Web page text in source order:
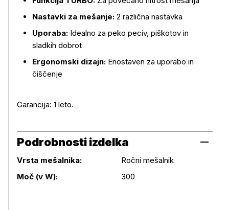
Nastavki za mešanje: 2 različna nastavka
Uporaba: Idealno za peko peciv, piškotov in
sladkih dobrot
Ergonomski dizajn: Enostaven za uporabo in
čiščenje
Garancija: 1 leto.
Podrobnosti izdelka
Vrsta mešalnika:
Ročni mešalnik
Moč (v W):
300